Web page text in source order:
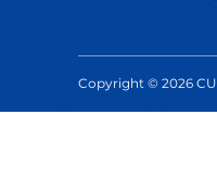
Copyright © 2026